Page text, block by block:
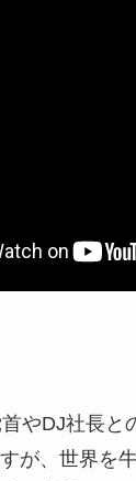
やDJ社長と
が、世界を